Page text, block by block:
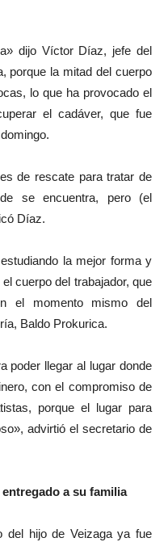
dijo Víctor Díaz, jefe del
porque la mitad del cuerpo
lo que ha provocado el
el cadáver, que fue
de rescate para tratar de
se encuentra, pero (el
Díaz.
la mejor forma y
cuerpo del trabajador, que
el momento mismo del
Baldo Prokurica.
poder llegar al lugar donde
con el compromiso de
porque el lugar para
advirtió el secretario de
a su familia
del hijo de Veizaga ya fue